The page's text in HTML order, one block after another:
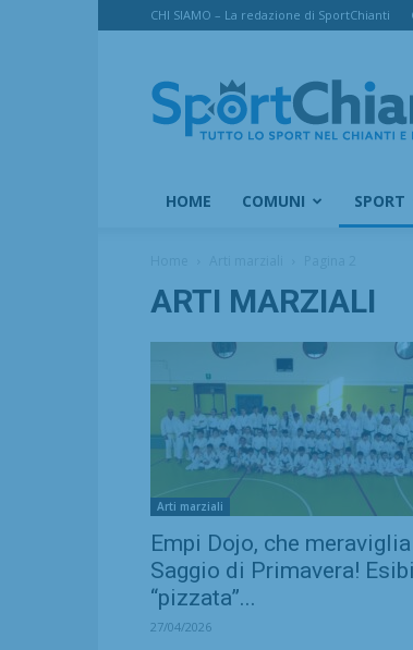
CHI SIAMO – La redazione di SportChianti
SportChianti
HOME COMUNI SPORT
ARTI MARZIALI
Arti marziali
Empi Dojo, che
Saggio di Primavera!
“pizzata”...
27/04/2026